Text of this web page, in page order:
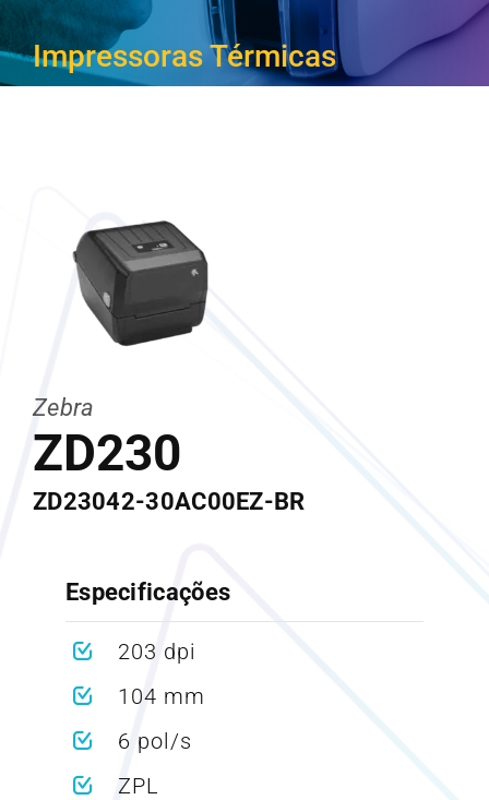
CARREIRA
Impressoras Térmicas
Zebra
ZD230
ZD23042-30AC00EZ-BR
Especificações
203 dpi
104 mm
6 pol/s
ZPL